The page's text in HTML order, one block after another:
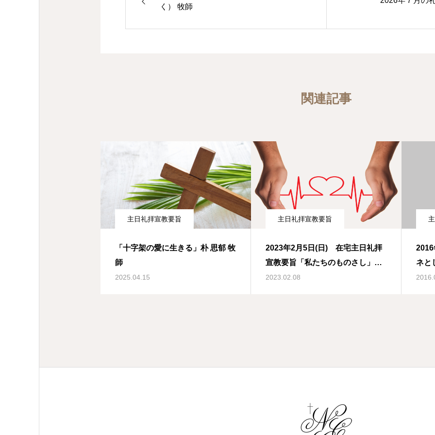
く） 牧師
関連記事
主日礼拝宣教要旨
「十字架の愛に生きる」朴 思郁 牧
師
2025.04.15
主日礼拝宣教要旨
2023年2月5日(日) 在宅主日礼拝
宣教要旨「私たちのものさし」コ
リントの信徒への手紙一 8章1-3節
2023.02.08
2016
ネと
1-12